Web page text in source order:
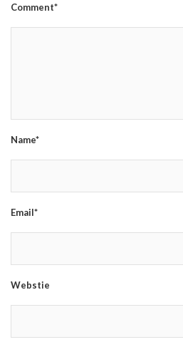
Comment*
Name*
Email*
Webstie